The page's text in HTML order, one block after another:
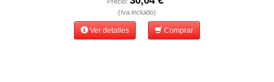
(Iva incluido)
Ver detalles Comprar